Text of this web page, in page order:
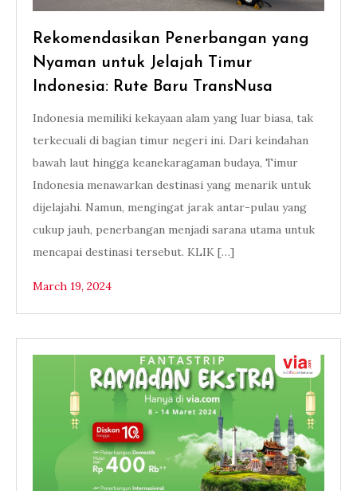
Rekomendasikan Penerbangan yang
Nyaman untuk Jelajah Timur
Indonesia: Rute Baru TransNusa
Indonesia memiliki kekayaan alam yang luar biasa, tak
terkecuali di bagian timur negeri ini. Dari keindahan
bawah laut hingga keanekaragaman budaya, Timur
Indonesia menawarkan destinasi yang menarik untuk
dijelajahi. Namun, mengingat jarak antar-pulau yang
cukup jauh, penerbangan menjadi sarana utama untuk
mencapai destinasi tersebut. KLIK […]
March 19, 2024